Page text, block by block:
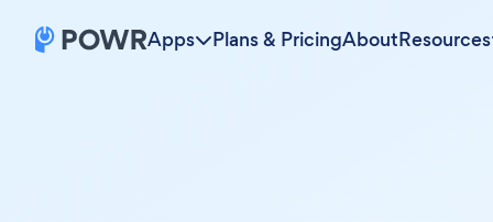
Apps Plans & PricingAboutResources